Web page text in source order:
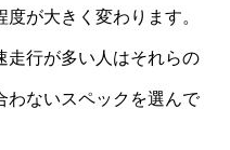
が大きく変わります。
走行が多い人はそれらの
わないスペックを選んで